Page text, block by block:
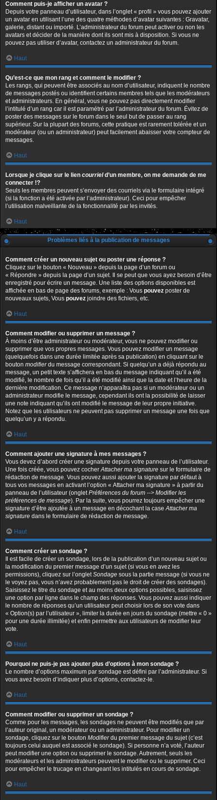
Comment puis-je afficher un avatar ?
Depuis votre panneau d’utilisateur, dans l’onglet « profil » vous pouvez ajouter
un avatar en utilisant l’une des quatre méthodes d’avatar suivantes : Gravatar,
galerie, distant ou importé. L’administrateur du forum peut activer ou non les
avatars et décider de la manière dont ils sont mis à disposition. Si vous ne
pouvez pas utiliser d’avatar, contactez un administrateur du forum.
Haut
Qu’est-ce que mon rang et comment le modifier ?
Les rangs, qui peuvent être associés au nom d’utilisateur, indiquent le nombre
de messages postés ou identifient certains membres tels que les modérateurs
et administrateurs. En général, vous ne pouvez pas directement modifier
l’intitulé d’un rang car il est paramétré par l’administrateur du forum. Évitez de
poster des messages sur le forum dans le seul but de passer au rang
supérieur. Sur la plupart des forums, cette pratique est rarement tolérée et un
modérateur (ou un administrateur) peut facilement abaisser votre compteur de
messages.
Haut
Lorsque je clique sur le lien courrield’un membre, on me demande de me
connecter !?
Seuls les membres peuvent s’envoyer des courriels via le formulaire intégré
(si la fonction a été activée par l’administrateur). Ceci pour empêcher
l’utilisation malveillante de la fonctionnalité par les invités.
Haut
Problèmes liés à la publication de messages
Comment créer un nouveau sujet ou poster une réponse ?
Cliquez sur le bouton « Nouveau » depuis la page d’un forum ou
« Répondre » depuis la page d’un sujet. Il se peut que vous ayez besoin d’être
enregistré pour écrire un message. Une liste des options disponibles est
affichée en bas de page des forums, exemple : Vous pouvez poster de
nouveaux sujets, Vous pouvez joindre des fichiers, etc.
Haut
Comment modifier ou supprimer un message ?
À moins d’être administrateur ou modérateur, vous ne pouvez modifier ou
supprimer que vos propres messages. Vous pouvez modifier un message
(quelquefois dans une durée limitée après sa publication) en cliquant sur le
bouton modifierdu message correspondant. Si quelqu’un a déjà répondu au
message, un petit texte s’affichera en bas du message indiquant qu’il a été
modifié, le nombre de fois qu’il a été modifié ainsi que la date et l’heure de la
dernière modification. Ce message n’apparaîtra pas si un modérateur ou un
administrateur modifie le message, cependant ils ont la possibilité de laisser
une note indiquant qu’ils ont modifié le message de leur propre initiative.
Notez que les utilisateurs ne peuvent pas supprimer un message une fois que
quelqu’un y a répondu.
Haut
Comment ajouter une signature à mes messages ?
Vous devez d’abord créer une signature depuis votre panneau de l’utilisateur.
Une fois créée, vous pouvez cocherAttacher ma signature sur le formulaire de
rédaction de message. Vous pouvez aussi ajouter la signature par défaut à
tous vos messages en activant l’option « Attacher ma signature » à partir du
panneau de l’utilisateur (ongletPréférences du forum --> Modifier les
préférences de message). Par la suite, vous pourrez toujours empêcher une
signature d’être ajoutée à un message en décochant la caseAttacher ma
signature dans le formulaire de rédaction de message.
Haut
Comment créer un sondage ?
Il est facile de créer un sondage, lors de la publication d’un nouveau sujet ou
la modification du premier message d’un sujet (si vous en avez les
permissions), cliquez sur l’ongletSondage sous la partie message (si vous ne
le voyez pas, vous n’avez probablement pas le droit de créer des sondages).
Saisissez le titre du sondage et au moins deux options possibles, saisissez
une option par ligne dans le champ des réponses. Vous pouvez aussi indiquer
le nombre de réponses qu’un utilisateur peut choisir lors de son vote dans
« Option(s) par l’utilisateur », limiter la durée en jours du sondage (mettre « 0 »
pour une durée illimitée) et enfin permettre aux utilisateurs de modifier leur
vote.
Haut
Pourquoi ne puis-je pas ajouter plus d’options à mon sondage ?
Le nombre d’options maximum par sondage est défini par l’administrateur. Si
vous avez besoin d’indiquer plus d’options, contactez-le.
Haut
Comment modifier ou supprimer un sondage ?
Comme pour les messages, les sondages ne peuvent être modifiés que par
l’auteur original, un modérateur ou un administrateur. Pour modifier un
sondage, cliquez sur le bouton Modifierdu premier message du sujet (c’est
toujours celui auquel est associé le sondage). Si personne n’a voté, l’auteur
peut modifier une option ou supprimer le sondage. Autrement, seuls les
modérateurs et les administrateurs peuvent le modifier ou le supprimer. Ceci
pour empêcher le trucage en changeant les intitulés en cours de sondage.
Haut